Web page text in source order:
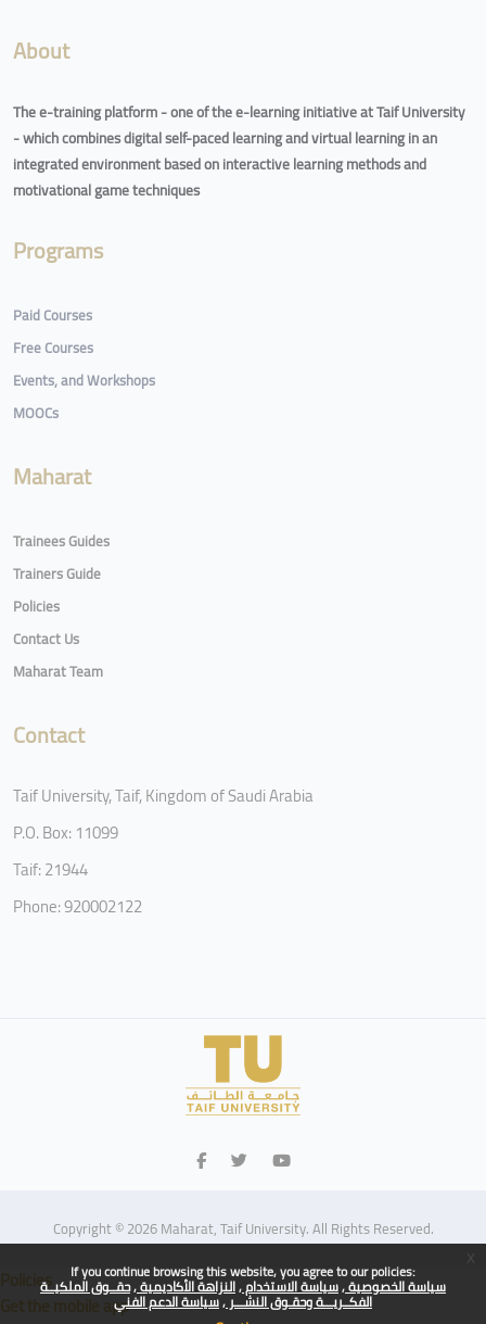
If you continue browsing this website, you agree to our policies:
سياسة الخصوصية سياسة الاستخدام النزاهة الأكاديمية حقــوق الملكيــة
الفكــريـــة وحقـوق النشـــر سياسة الدعم الفني
About
The e-training platform - one of the e-learning initiative at Taif University
- which combines digital self-paced learning and virtual learning in an
integrated environment based on interactive learning methods and
motivational game techniques
Programs
Paid Courses
Free Courses
Events, and Workshops
MOOCs
Maharat
Trainees Guides
Trainers Guide
Policies
Contact Us
Maharat Team
Contact
Taif University, Taif, Kingdom of Saudi Arabia
P.O. Box: 11099
Taif: 21944
Phone: 920002122
Copyright © 2026 Maharat, Taif University. All Rights Reserved.
Policies
Get the mobile app